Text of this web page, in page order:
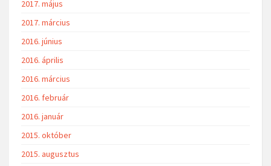
2017. május
2017. március
2016. június
2016. április
2016. március
2016. február
2016. január
2015. október
2015. augusztus